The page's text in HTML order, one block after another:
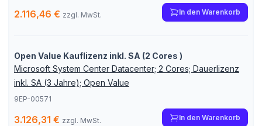
2.116,46 € zzgl. MwSt. In den Warenkorb
Open Value Kauflizenz inkl. SA (2 Cores )
Microsoft System Center Datacenter; 2 Cores; Dauerlizenz
inkl. SA (3 Jahre); Open Value
9EP-00571
3.126,31 € zzgl. MwSt. In den Warenkorb